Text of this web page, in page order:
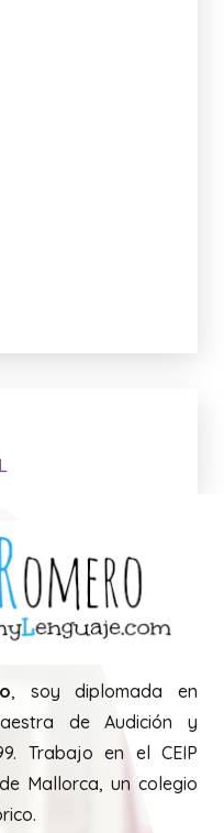
, soy diplomada en
de Audición y
Trabajo en el CEIP
Mallorca, un colegio